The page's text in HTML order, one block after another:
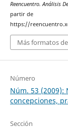
Reencuentro. Análisis
partir de
https://
Más formatos
Número
Núm. 53 (2009):
concepciones,
Sección